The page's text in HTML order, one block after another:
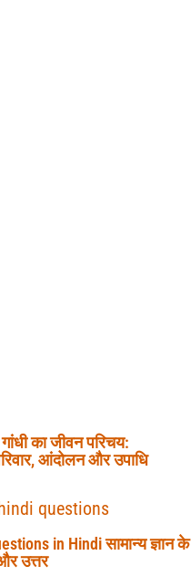
गांधी का जीवन परिचय:
आंदोलन और उपाधि
in Hindi सामान्य ज्ञान के
उत्तर